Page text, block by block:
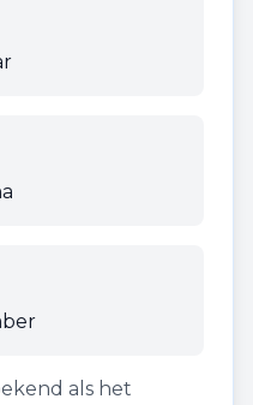
als het